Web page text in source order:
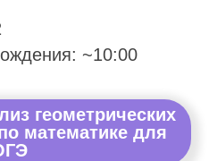
~10:00
геометрических
математике для